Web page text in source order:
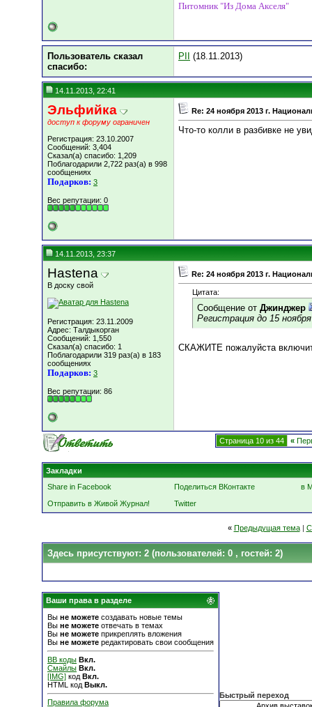
Питомник "Из Дома Акселя"
Пользователь сказал
cпасибо:
PII (18.11.2013)
14.11.2013, 22:41
Эльфийка
доступ к форуму ограничен
Регистрация: 23.10.2007
Сообщений: 3,404
Сказал(а) спасибо: 1,209
Поблагодарили 2,722 раз(а) в 998
сообщениях
Подарков: 3
Вес репутации: 0
Re: 24 ноября 2013 г.
Что-то колли в разбивке не
14.11.2013, 23:37
Hastena
В доску свой
Регистрация: 23.11.2009
Адрес: Талдыкорган
Сообщений: 1,550
Сказал(а) спасибо: 1
Поблагодарили 319 раз(а) в 183
сообщениях
Подарков: 3
Вес репутации: 86
Re: 24 ноября 2013 г.
Цитата:
Сообщение от Джинджер
Регистрация до 15 ноября
СКАЖИТЕ пожалуйста
Страница 10 из 44 «
Закладки
Share in Facebook
Поделиться ВКонтакте
в
Отправить в Живой Журнал!
Twitter
« Предыдущая тема|
Здесь присутствуют: 2 (пользователей: 0 , гостей: 2)
Ваши права в разделе
Вы не можете создавать новые темы
Вы не можете отвечать в темах
Вы не можете прикреплять вложения
Вы не можете редактировать свои сообщения
BB коды Вкл.
Смайлы Вкл.
[IMG] код Вкл.
HTML код Выкл.
Правила форума
Быстрый переход